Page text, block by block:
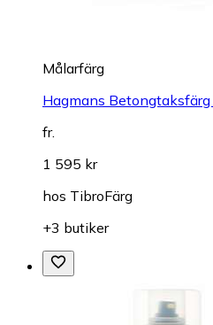
Målarfärg
Hagmans
fr.
1 595 kr
hos TibroFärg
+3 butiker